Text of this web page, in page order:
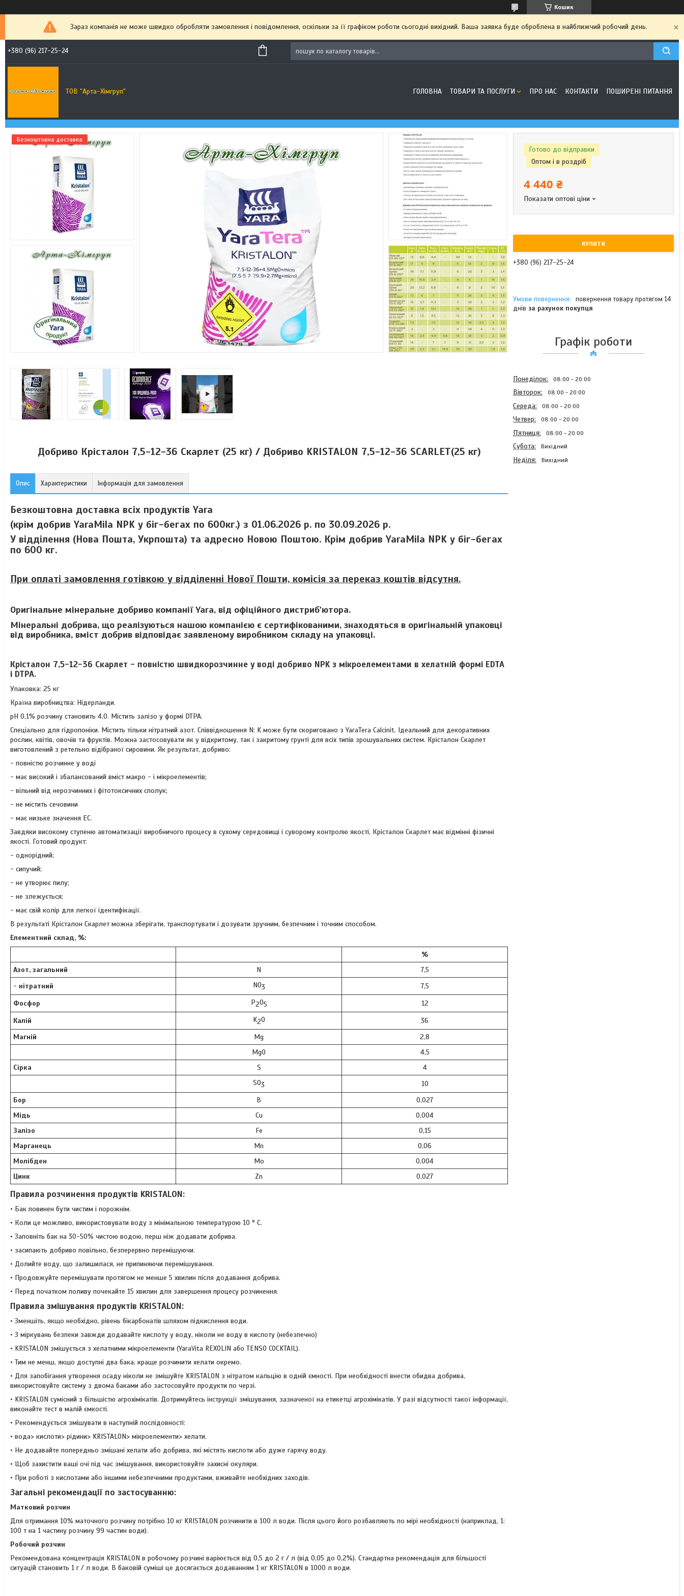
Кошик
Зараз компанія не може швидко обробляти замовлення і повідомлення, оскільки за її графіком роботи сьогодні вихідний. Ваша заявка буде оброблена в найближчий робочий день.
+380 (96) 217-25-24
ТОВ "Арта-Хімгруп" ГОЛОВНА ТОВАРИ ТА ПОСЛУГИ ПРО НАС КОНТАКТИ ПОШИРЕНІ ПИТАННЯ
Безкоштовна доставка
Добриво Крісталон 7,5-12-36 Скарлет (25 кг) / Добриво KRISTALON 7,5-12-36 SCARLET(25 кг)
Опис Характеристики Інформація для замовлення
Безкоштовна доставка всіх продуктів Yara
(крім добрив YaraMila NPK у біг-бегах по 600кг.) з 01.06.2026 р. по 30.09.2026 р.
У відділення (Нова Пошта, Укрпошта) та адресно Новою Поштою. Крім добрив YaraMila NPK у біг-бегах
по 600 кг.
При оплаті замовлення готівкою у відділенні Нової Пошти, комісія за переказ коштів відсутня.
Оригінальне мінеральне добриво компанії Yara, від офіційного дистриб'ютора.
Мінеральні добрива, що реалізуються нашою компанією є сертифікованими, знаходяться в оригінальній упаковці
від виробника, вміст добрив відповідає заявленому виробником складу на упаковці.
Крісталон 7,5-12-36 Скарлет - повністю швидкорозчинне у воді добриво NPK з мікроелементами в хелатній формі EDTA
і DTPA.
Упаковка: 25 кг
Країна виробництва: Нідерланди.
рН 0,1% розчину становить 4,0. Містить залізо у формі DTPA.
Спеціально для гідропоніки. Містить тільки нітратний азот. Співвідношення N: K може бути скориговано з YaraTera Calcinit. Ідеальний для декоративних
рослин, квітів, овочів та фруктів. Можна застосовувати як у відкритому, так і закритому грунті для всіх типів зрошувальних систем. Крісталон Скарлет
виготовлений з ретельно відібраної сировини. Як результат, добриво:
- повністю розчинне у воді
- має високий і збалансований вміст макро - і мікроелементів;
- вільний від нерозчинних і фітотоксичних сполук;
- не містить сечовини
- має низьке значення EC.
Завдяки високому ступеню автоматизації виробничого процесу в сухому середовищі і суворому контролю якості, Крісталон Скарлет має відмінні фізичні
якості. Готовий продукт:
- однорідний;
- сипучий;
- не утворює пилу;
- не злежується;
- має свій колір для легкої ідентифікації.
В результаті Крісталон Скарлет можна зберігати, транспортувати і дозувати зручним, безпечним і точним способом.
Елементний склад, %:
%
Азот, загальний N
7,5
- нітратний NO3
7,5
Фосфор
P2O5
12
Калій
K2O
36
Магній
Mg
2,8
MgO
4,5
Сірка
S
4
SO3
10
Бор
B
0,027
Мідь
Cu
0,004
Залізо
Fe
0,15
Марганець
Mn
0,06
Молібден
Mo
0,004
Цинк
Zn 0,027
Правила розчинення продуктів KRISTALON:
• Бак повинен бути чистим і порожнім.
• Коли це можливо, використовувати воду з мінімальною температурою 10 ° C.
• Заповніть бак на 30-50% чистою водою, перш ніж додавати добрива.
• засипають добриво повільно, безперервно перемішуючи.
• Долийте воду, що залишилася, не припиняючи перемішування.
• Продовжуйте перемішувати протягом не менше 5 хвилин після додавання добрива.
• Перед початком поливу почекайте 15 хвилин для завершення процесу розчинення.
Правила змішування продуктів KRISTALON:
• Зменшіть, якщо необхідно, рівень бікарбонатів шляхом підкислення води.
• З міркувань безпеки завжди додавайте кислоту у воду, ніколи не воду в кислоту (небезпечно)
• KRISTALON змішується з хелатними мікроелементи (YaraVitа REXOLIN або TENSO COCKTAIL).
• Тим не менш, якщо доступні два бака, краще розчинити хелати окремо.
• Для запобігання утворення осаду ніколи не змішуйте KRISTALON з нітратом кальцію в одній ємності. При необхідності внести обидва добрива,
використовуйте систему з двома баками або застосовуйте продукти по черзі.
• KRISTALON сумісний з більшістю агрохімікатів. Дотримуйтесь інструкції змішування, зазначеної на етикетці агрохімікатів. У разі відсутності такої інформації,
виконайте тест в малій ємкості.
• Рекомендується змішувати в наступній послідовності:
• вода> кислоти> рідини> KRISTALON> мікроелементи> хелати.
• Не додавайте попередньо змішані хелати або добрива, які містять кислоти або дуже гарячу воду.
• Щоб захистити ваші очі під час змішування, використовуйте захисні окуляри.
• При роботі з кислотами або іншими небезпечними продуктами, вживайте необхідних заходів.
Загальні рекомендації по застосуванню:
Матковий розчин
Для отримання 10% маточного розчину потрібно 10 кг KRISTALON розчинити в 100 л води. Після цього його розбавляють по мірі необхідності (наприклад, 1:
100 т на 1 частину розчину 99 частин води).
Робочий розчин
Рекомендована концентрація KRISTALON в робочому розчині варіюється від 0,5 до 2 г / л (від 0,05 до 0,2%). Стандартна рекомендація для більшості
ситуацій становить 1 г / л води. В баковій суміші це досягається додаванням 1 кг KRISTALON в 1000 л води.
Готово до відправки
Оптом і в роздріб
4 440 ₴
Показати оптові ціни
КУПИТИ
+380 (96) 217-25-24
повернення товару протягом 14
днів за рахунок покупця
Графік роботи
Понеділок 08:00 20:00
Вівторок 08:00 20:00
Середа 08:00 20:00
Четвер 08:00 20:00
Пʼятниця 08:00 20:00
Субота Вихідний
Неділя Вихідний